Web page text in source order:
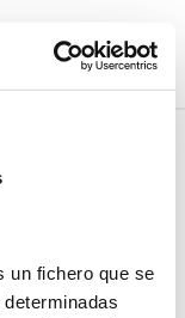
un fichero que se